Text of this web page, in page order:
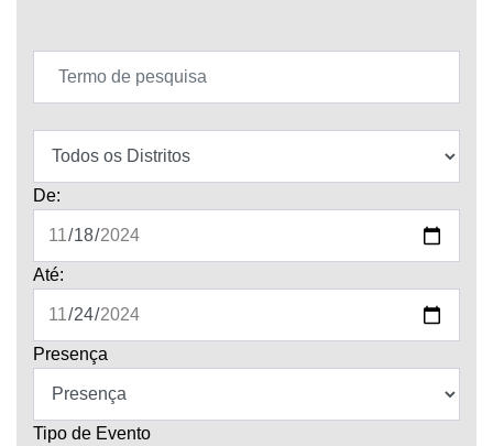
De:
Até:
Presença
Tipo de Evento